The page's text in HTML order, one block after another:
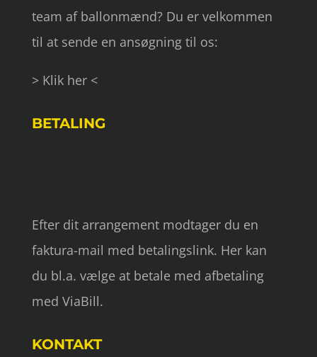
team af ballonmænd? Du er velkommen
til at sende en ansøgning til os:
> Klik her <
BETALING
Efter dit arrangement modtager du en
faktura-mail med betalingslink. Her kan
du bl.a. vælge at betale med afbetaling
med ViaBill.
KONTAKT